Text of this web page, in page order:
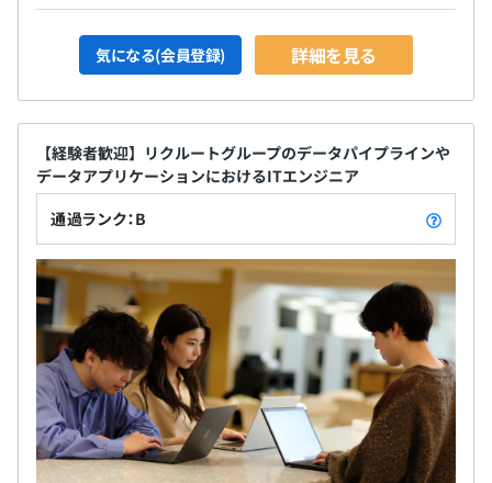
気になる(会員登録) 詳細を見る
【経験者歓迎】リクルートグループのデータパイプラインや
データアプリケーションにおけるITエンジニア
通過ランク：B